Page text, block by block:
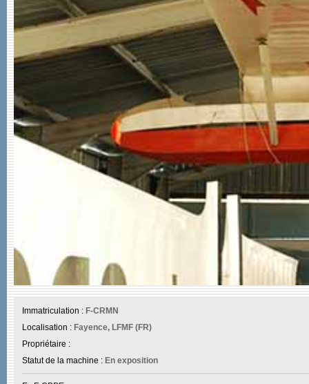
Immatriculation : F-CRMN
Localisation : Fayence, LFMF (FR)
Propriétaire :
Statut de la machine : En exposition